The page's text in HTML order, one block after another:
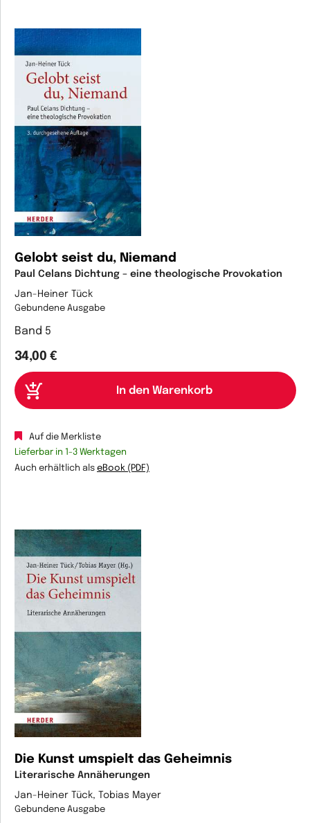
Gelobt seist du, Niemand
Paul Celans Dichtung – eine theologische Provokation
Jan-Heiner Tück
Gebundene Ausgabe
Band 5
34,00 €
Auf die Merkliste
Lieferbar in 1-3 Werktagen
Auch erhältlich als eBook (PDF)
Die Kunst umspielt das Geheimnis
Literarische Annäherungen
Jan-Heiner Tück, Tobias Mayer
Gebundene Ausgabe